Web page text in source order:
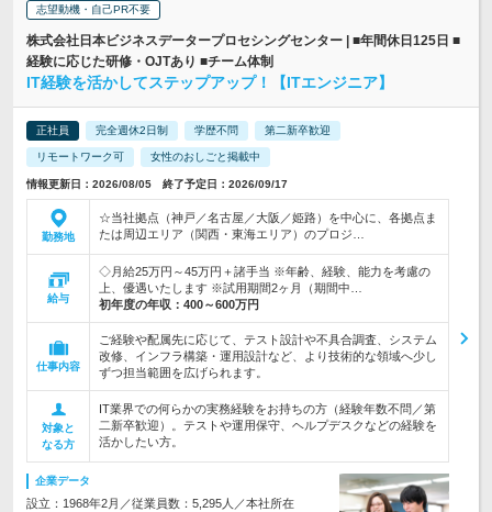
志望動機・自己PR不要
株式会社日本ビジネスデータープロセシングセンター | ■年間休日125日 ■
経験に応じた研修・OJTあり ■チーム体制
IT経験を活かしてステップアップ！【ITエンジニア】
正社員 完全週休2日制 学歴不問 第二新卒歓迎
リモートワーク可 女性のおしごと掲載中
情報更新日：2026/08/05 終了予定日：2026/09/17
勤務地
☆当社拠点（神戸／名古屋／大阪／姫路）を中心に、各拠点ま
たは周辺エリア（関西・東海エリア）のプロジ…
給与
◇月給25万円～45万円＋諸手当 ※年齢、経験、能力を考慮の
上、優遇いたします ※試用期間2ヶ月（期間中…
初年度の年収： 400～600万円
仕事内容
ご経験や配属先に応じて、テスト設計や不具合調査、システム
改修、インフラ構築・運用設計など、より技術的な領域へ少し
ずつ担当範囲を広げられます。
対象と
なる方
IT業界での何らかの実務経験をお持ちの方（経験年数不問／第
二新卒歓迎）。テストや運用保守、ヘルプデスクなどの経験を
活かしたい方。
企業データ
設立：1968年2月／従業員数：5,295人／本社所在